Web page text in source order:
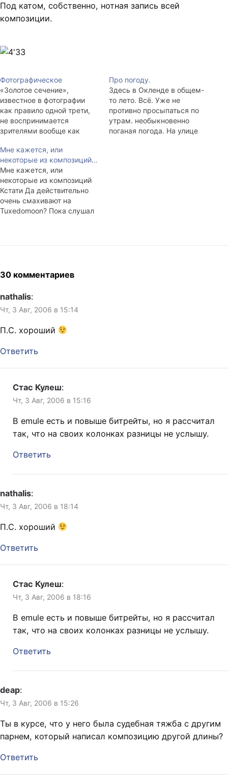
Под катом, собственно, нотная запись всей
композиции.
Фотографическое
«Золотое сечение»,
известное в фотографии
как правило одной трети,
не воспринимается
зрителями вообще как
тесты, где было
исследовано это правило,
дали поразительно
однотипный результат -
количество голосов
распределялось в равной
пропорции, будь то в тесте
Про погоду.
Здесь в Окленде в общем-
то лето. Всё. Уже не
противно просыпаться по
утрам. необыкновенно
поганая погода. На улице
Мне кажется, или
некоторые из композиций…
Мне кажется, или
некоторые из композиций
Кстати Да действительно
очень смахивают на
Tuxedomoon? Пока слушал
30 комментариев
nathalis:
Чт, 3 Авг, 2006 в 15:14
П.С. хороший
Ответить
Стас Кулеш:
Чт, 3 Авг, 2006 в 15:16
В emule есть и повыше битрейты, но я рассчитал
так, что на своих колонках разницы не услышу.
Ответить
nathalis:
Чт, 3 Авг, 2006 в 18:14
П.С. хороший
Ответить
Стас Кулеш:
Чт, 3 Авг, 2006 в 18:16
В emule есть и повыше битрейты, но я рассчитал
так, что на своих колонках разницы не услышу.
Ответить
deap:
Чт, 3 Авг, 2006 в 15:26
Ты в курсе, что у него была судебная тяжба с другим
парнем, который написал композицию другой длины?
Ответить